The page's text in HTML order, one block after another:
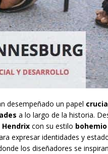
desempeñado un papel
a lo largo de la historia.
Hendrix con su estilo bohemio
expresar identidades y
los diseñadores se